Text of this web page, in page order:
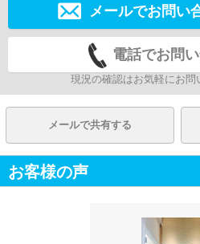
メールでお問い
電話でお問
現況の確認はお気軽にお問
メールで共有する
お客様の声